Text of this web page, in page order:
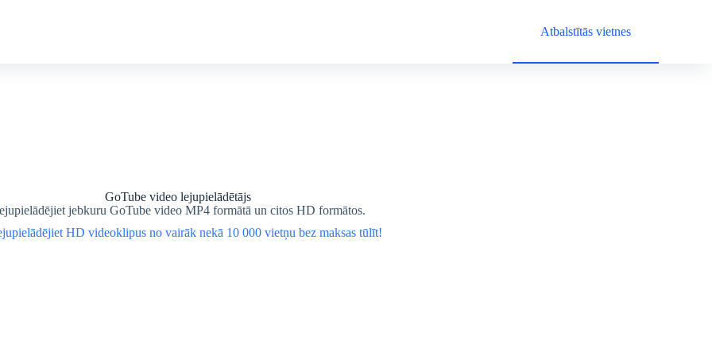
Atbalstītās vietnes
GoTube video lejupielādētājs
jebkuru GoTube video MP4 formātā un citos HD formātos.
HD videoklipus no vairāk nekā 10 000 vietņu bez maksas tūlīt!